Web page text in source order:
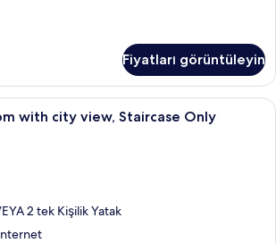
Fiyatları görüntüleyin
Deluxe Double Room with city view,
with city view, Staircase Only
2 tek Kişilik Yatak